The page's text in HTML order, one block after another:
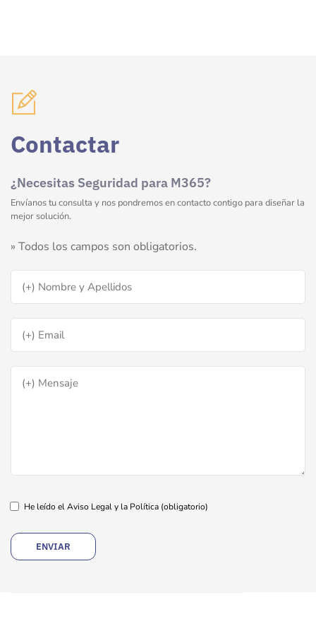
Contactar
¿Necesitas Seguridad para M365?
Envíanos tu consulta y nos pondremos en contacto contigo para diseñar la
mejor solución.
» Todos los campos son obligatorios.
He leído el Aviso Legal y la Política (obligatorio)